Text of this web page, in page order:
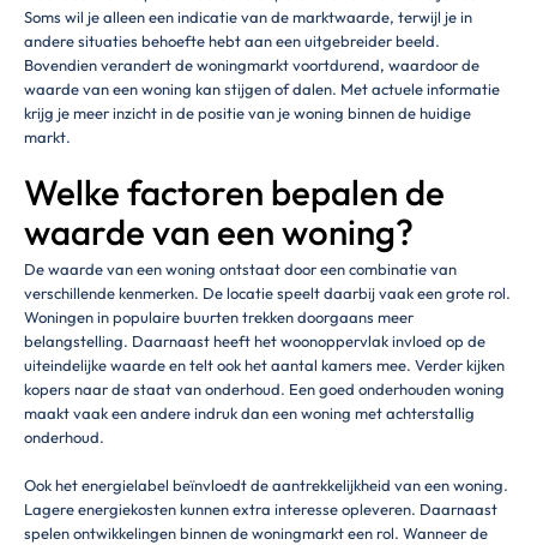
Soms wil je alleen een indicatie van de marktwaarde, terwijl je in
andere situaties behoefte hebt aan een uitgebreider beeld.
Bovendien verandert de woningmarkt voortdurend, waardoor de
waarde van een woning kan stijgen of dalen. Met actuele informatie
krijg je meer inzicht in de positie van je woning binnen de huidige
markt.
Welke factoren bepalen de
waarde van een woning?
De waarde van een woning ontstaat door een combinatie van
verschillende kenmerken. De locatie speelt daarbij vaak een grote rol.
Woningen in populaire buurten trekken doorgaans meer
belangstelling. Daarnaast heeft het woonoppervlak invloed op de
uiteindelijke waarde en telt ook het aantal kamers mee. Verder kijken
kopers naar de staat van onderhoud. Een goed onderhouden woning
maakt vaak een andere indruk dan een woning met achterstallig
onderhoud.
Ook het energielabel beïnvloedt de aantrekkelijkheid van een woning.
Lagere energiekosten kunnen extra interesse opleveren. Daarnaast
spelen ontwikkelingen binnen de woningmarkt een rol. Wanneer de